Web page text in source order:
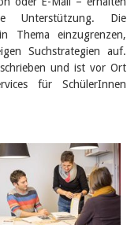
Unterstützung. Die
Thema einzugrenzen,
Suchstrategien auf.
und ist vor Ort
für SchülerInnen